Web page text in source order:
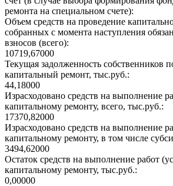
ремонта на специальном счете):
Объем средств на проведение
собранных с момента наступления
взносов (всего):
10719,67000
Текущая задолженность собственников
капитальный ремонт, тыс.руб.:
44,18000
Израсходовано средств на выполнение
капитальному ремонту, всего, тыс.руб.:
17370,82000
Израсходовано средств на выполнение
капитальному ремонту, в том числе
3494,62000
Остаток средств на выполнение работ
капитальному ремонту, тыс.руб.:
0,00000